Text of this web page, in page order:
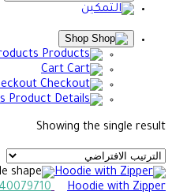
Shop
Products
Cart
Checkout
Product Details
Showing the single result
Hoodie with Zipper